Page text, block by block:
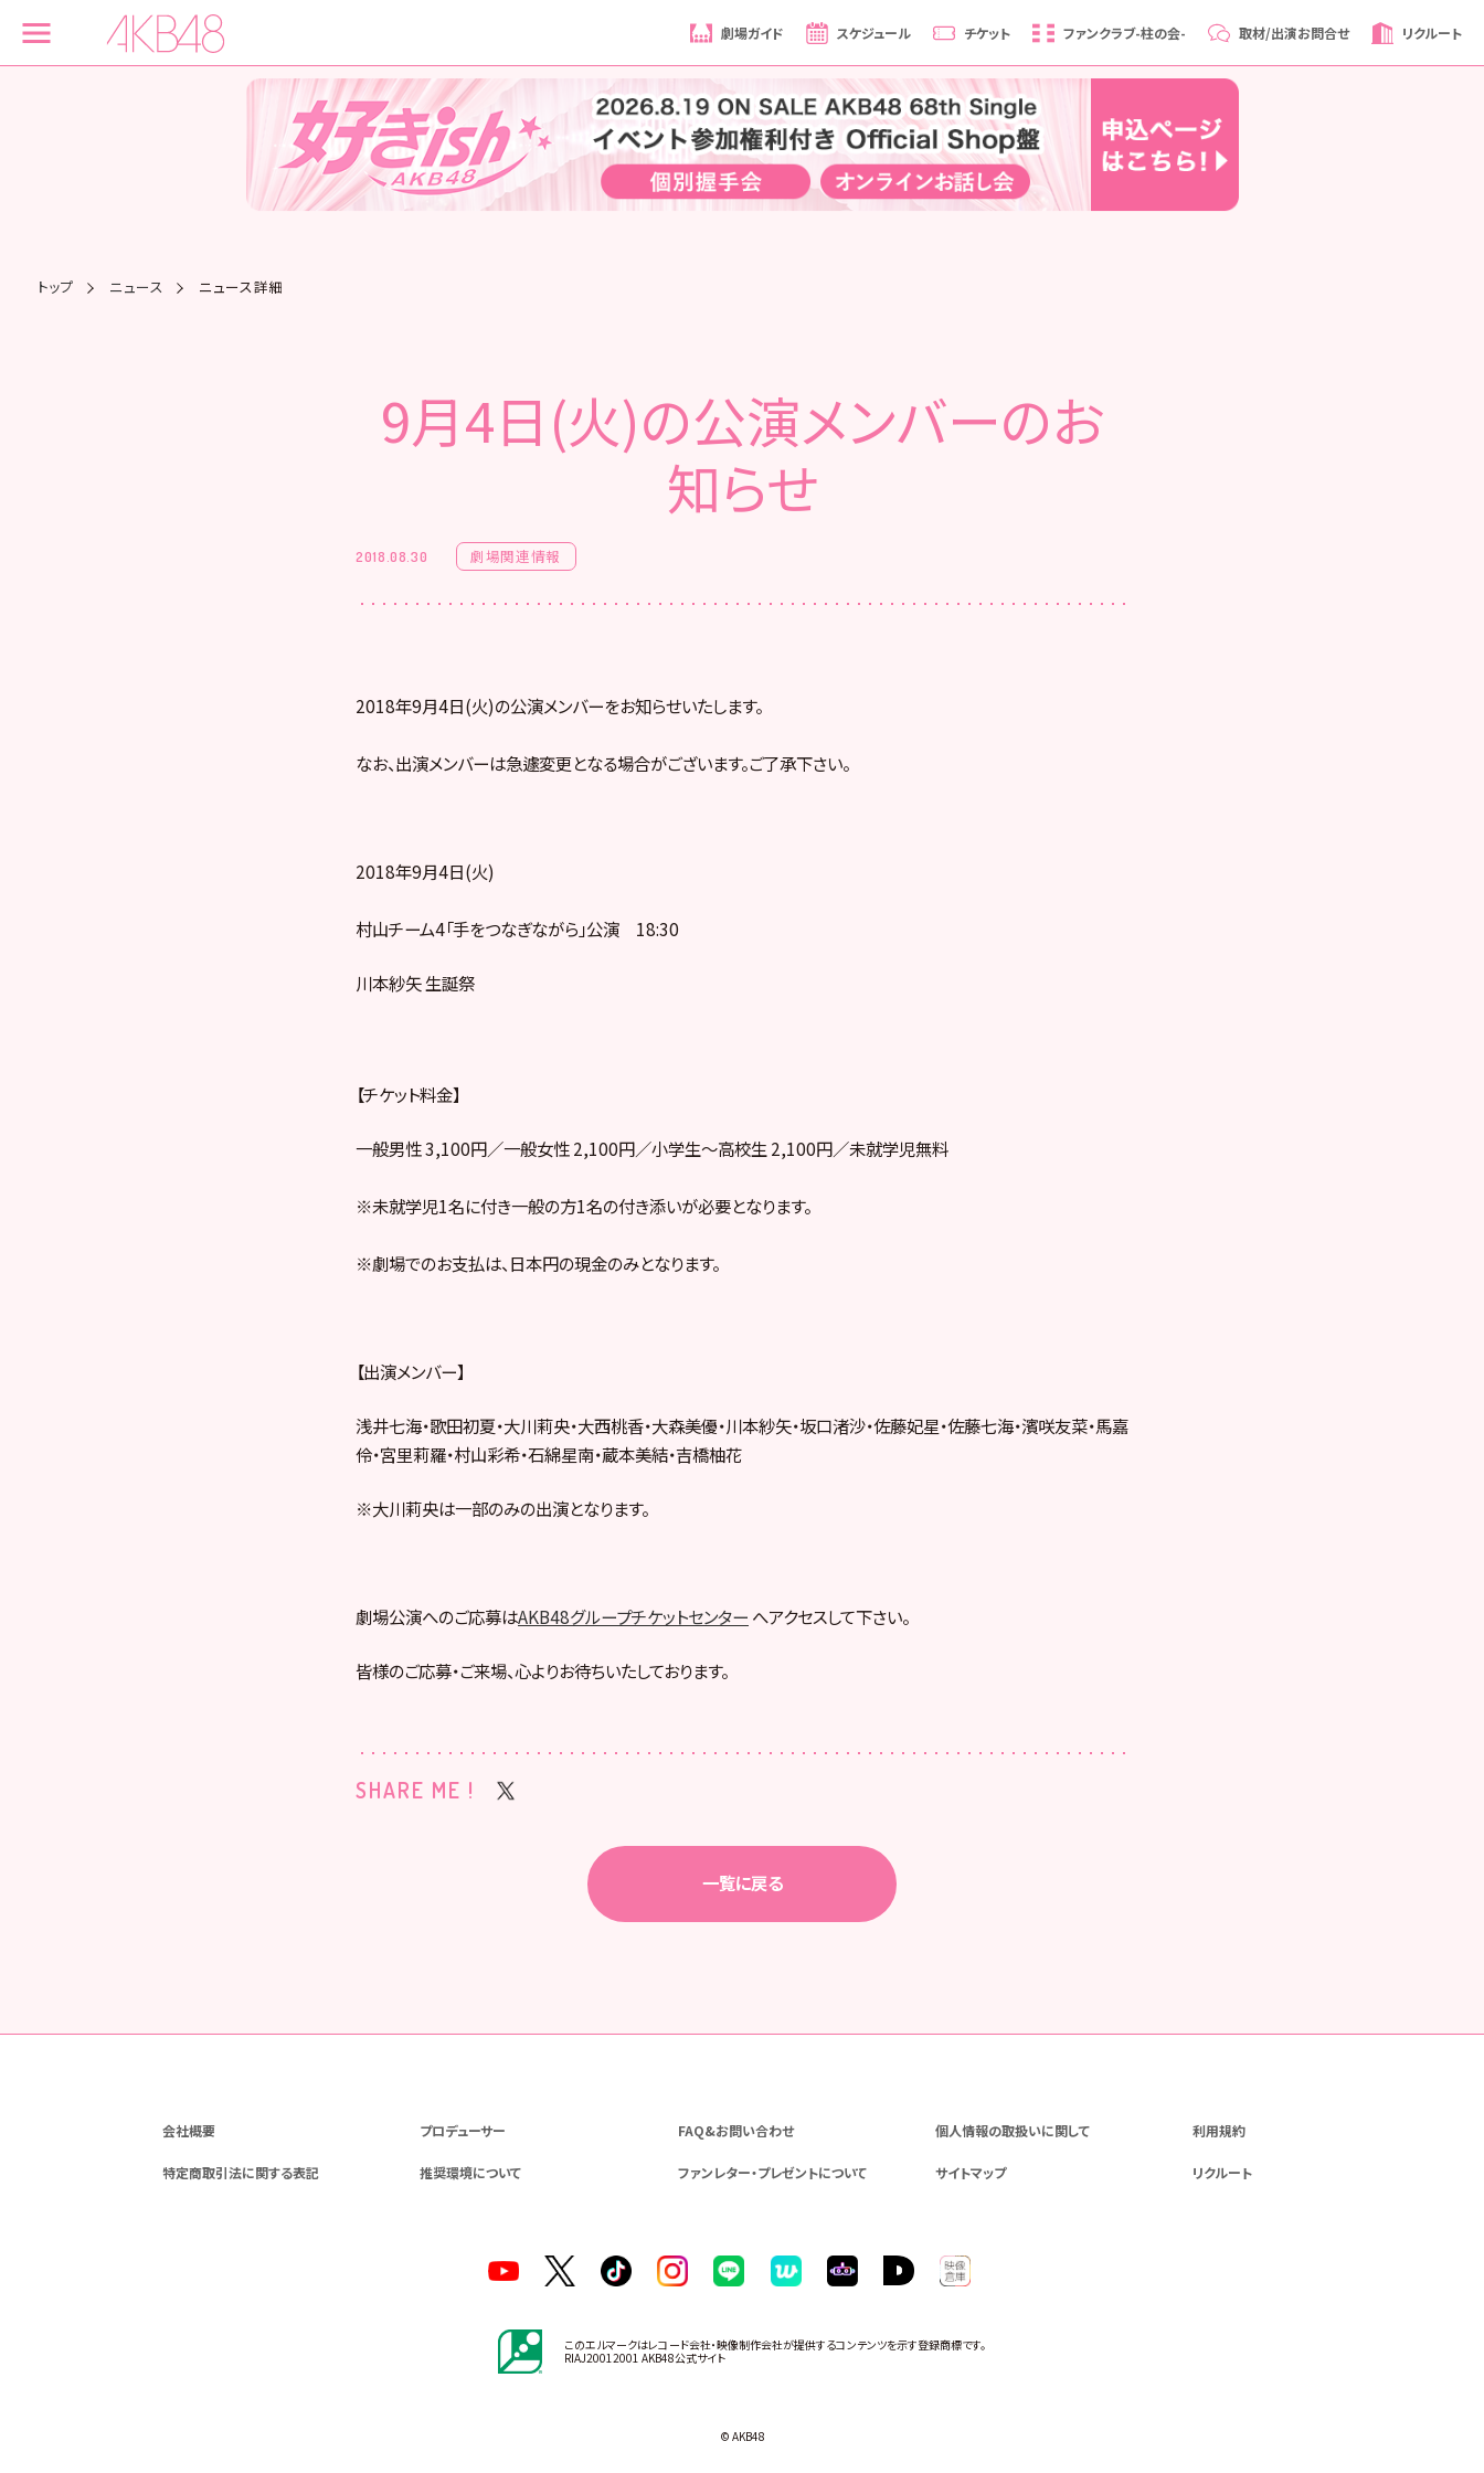
劇場ガイド スケジュール チケット ファンクラブ-柱の会- 取材/出演お問合せ リクルート
トップ ニュース ニュース詳細
9月4日(火)の公演メンバーのお
知らせ
2018.08.30 劇場関連情報
2018年9月4日(火)の公演メンバーをお知らせいたします。
なお、出演メンバーは急遽変更となる場合がございます。ご了承下さい。
2018年9月4日(火)
村山チーム4「手をつなぎながら」公演 18:30
川本紗矢 生誕祭
【チケット料金】
一般男性 3,100円／一般女性 2,100円／小学生～高校生 2,100円／未就学児無料
※未就学児1名に付き一般の方1名の付き添いが必要となります。
※劇場でのお支払は、日本円の現金のみとなります。
【出演メンバー】
浅井七海・歌田初夏・大川莉央・大西桃香・大森美優・川本紗矢・坂口渚沙・佐藤妃星・佐藤七海・濱咲友菜・馬嘉
伶・宮里莉羅・村山彩希・石綿星南・蔵本美結・吉橋柚花
※大川莉央は一部のみの出演となります。
劇場公演へのご応募はAKB48グループチケットセンター へアクセスして下さい。
皆様のご応募・ご来場、心よりお待ちいたしております。
SHARE ME !
一覧に戻る
会社概要 プロデューサー FAQ&お問い合わせ 個人情報の取扱いに関して 利用規約
特定商取引法に関する表記 推奨環境について ファンレター・プレゼントについて サイトマップ リクルート
このエルマークはレコード会社・映像制作会社が提供するコンテンツを示す登録商標です。
RIAJ20012001 AKB48公式サイト
© AKB48